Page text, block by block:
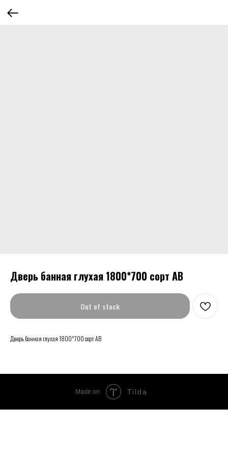
Дверь банная глухая 1800*700 сорт АВ
Out of stock
Дверь банная глухая 1800*700 сорт АВ
Made on Tilda